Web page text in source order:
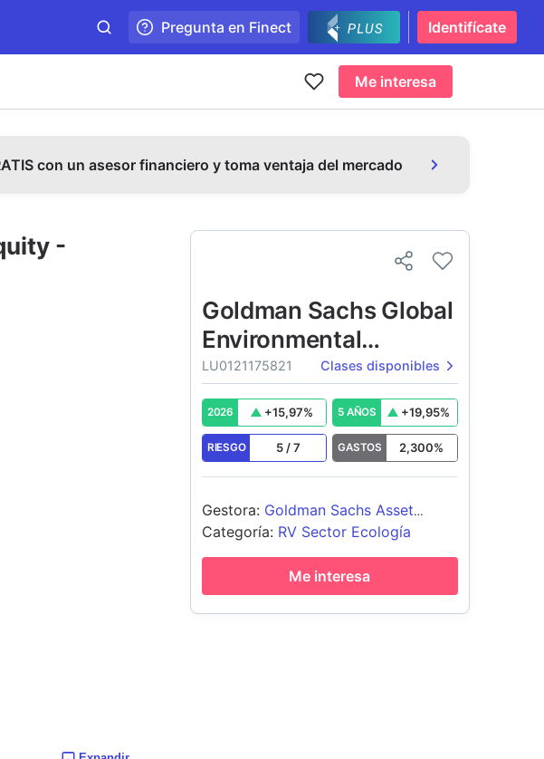
Pregunta en Finect Identifícate
Me interesa
con un asesor financiero y toma ventaja del mercado
-
Goldman Sachs Global
Environmental
Transition Equity
LU0121175821 Clases disponibles
2026 +15,97% 5 AÑOS +19,95%
RIESGO 5/7 GASTOS 2,300%
Gestora: Goldman Sachs Asset
Management B.V.
Categoría: RV Sector Ecología
Me interesa